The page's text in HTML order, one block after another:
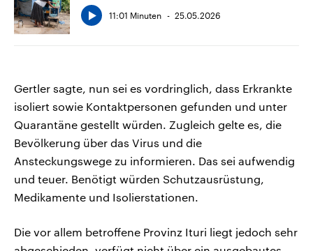
11:01 Minuten 25.05.2026
Gertler sagte, nun sei es vordringlich, dass Erkrankte
isoliert sowie Kontaktpersonen gefunden und unter
Quarantäne gestellt würden. Zugleich gelte es, die
Bevölkerung über das Virus und die
Ansteckungswege zu informieren. Das sei aufwendig
und teuer. Benötigt würden Schutzausrüstung,
Medikamente und Isolierstationen.
Die vor allem betroffene Provinz Ituri liegt jedoch sehr